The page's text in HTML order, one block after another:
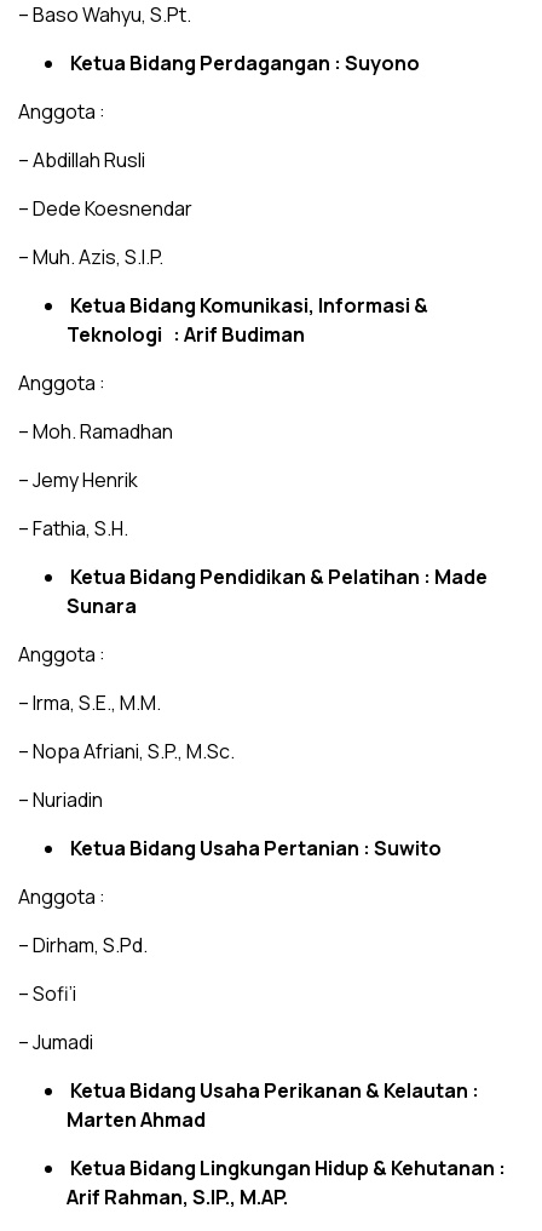
– Baso Wahyu, S.Pt.
Ketua Bidang Perdagangan : Suyono
Anggota :
– Abdillah Rusli
– Dede Koesnendar
– Muh. Azis, S.I.P.
Ketua Bidang Komunikasi, Informasi &
Teknologi : Arif Budiman
Anggota :
– Moh. Ramadhan
– Jemy Henrik
– Fathia, S.H.
Ketua Bidang Pendidikan & Pelatihan : Made
Sunara
Anggota :
– Irma, S.E., M.M.
– Nopa Afriani, S.P., M.Sc.
– Nuriadin
Ketua Bidang Usaha Pertanian : Suwito
Anggota :
– Dirham, S.Pd.
– Sofi’i
– Jumadi
Ketua Bidang Usaha Perikanan & Kelautan :
Marten Ahmad
Ketua Bidang Lingkungan Hidup & Kehutanan :
Arif Rahman, S.IP., M.AP.